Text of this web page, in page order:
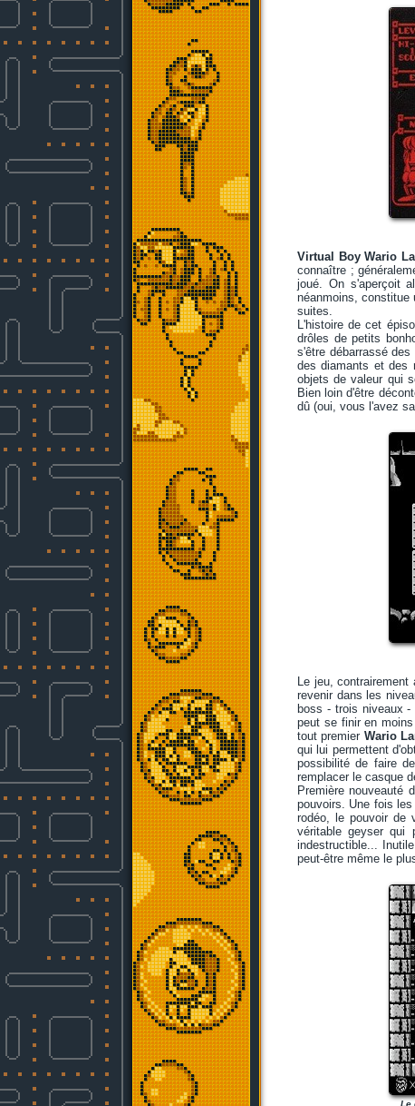
Virtual Boy Wario
connaître ;
joué. On s'aperçoit
néanmoins, constitue
suites.
L'histoire de cet
drôles de petits
s'être débarrassé
des diamants et des
objets de valeur qui
Bien loin d'être
dû (oui, vous l'avez
Le jeu,
revenir dans les
boss - trois niveaux
peut se finir en
tout premier Wario
qui lui permettent
possibilité de faire
remplacer le casque
Première nouveauté
pouvoirs. Une fois
rodéo, le pouvoir de
véritable geyser qui
indestructible...
peut-être même le
Le